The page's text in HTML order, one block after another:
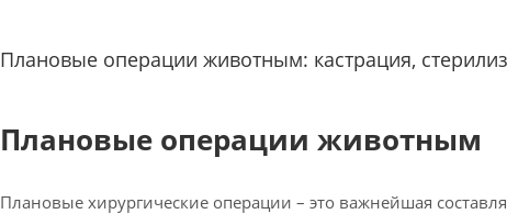
Плановые операции животным: кастрация,
Плановые операции животным
Плановые хирургические операции – это важнейшая